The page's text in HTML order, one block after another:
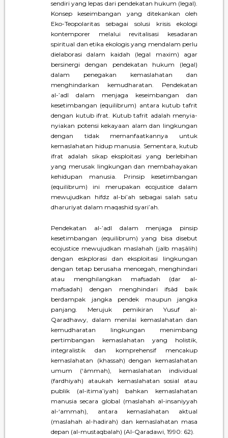
sendiri yang lepas dari pendekatan hukum (legal).
Konsep keseimbangan yang ditekankan oleh
Eko-Teopolaritas sebagai solusi krisis ekologi
kontemporer melalui revitalisasi kesadaran
spiritual dan etika ekologis yang mendalam perlu
dielaborasi dalam kaidah (legal maxim) agar
bersinergi dengan pendekatan hukum (legal)
dalam penegakan kemaslahatan dan
menghindarkan kemudharatan. Pendekatan
al-’adl dalam menjaga keseimbangan dan
kesetimbangan (equilibrum) antara kutub tafrit
dengan kutub ifrat. Kutub tafrit adalah menyia-
nyiakan potensi kekayaan alam dan lingkungan
dengan tidak memanfaatkannya untuk
kemaslahatan hidup manusia. Sementara, kutub
ifrat adalah sikap eksploitasi yang berlebihan
yang merusak lingkungan dan membahayakan
kehidupan manusia. Prinsip kesetimbangan
(equilibrum) ini merupakan ecojustice dalam
mewujudkan hifdz al-bi’ah sebagai salah satu
dharuriyat dalam maqashid syari’ah.
Pendekatan al-’adl dalam menjaga pinsip
kesetimbangan (equilibrum) yang bisa disebut
ecojustice mewujudkan maslahah (jalb maṣâlih)
dengan eskplorasi dan eksploitasi lingkungan
dengan tetap berusaha mencegah, menghindari
atau menghilangkan mafsadah (dar al-
mafsadah) dengan menghindari ifsâd baik
berdampak jangka pendek maupun jangka
panjang. Merujuk pemikiran Yusuf al-
Qaradhawy, dalam menilai kemaslahatan dan
kemudharatan lingkungan menimbang
pertimbangan kemaslahatan yang holistik,
integralistik dan komprehensif mencakup
kemaslahatan (khassah) dengan kemaslahatan
umum (‘âmmah), kemaslahatan individual
(fardhiyah) ataukah kemaslahatan sosial atau
publik (al-itima’iyah) bahkan kemaslahatan
manusia secara global (maslahah al-insaniyyah
al-‘ammah), antara kemaslahatan aktual
(maslahah al-hadirah) dan kemaslahatan masa
depan (al-mustaqbalah) (Al-Qaradawi, 1990: 62).